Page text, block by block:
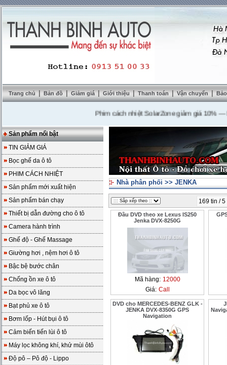
Trang chủ | Bản đồ | Giảm giá | Giới thiệu | Thanh toán | Vận chuyển |
Phim cách nhiệt SolarZone giảm giá 10% ---
Sản phẩm nổi bật
TIN GIẢM GIÁ
Bọc ghế da ô tô
PHIM CÁCH NHIỆT
Sản phẩm mới xuất hiện
Sản phẩm bán chạy
Thiết bị dẫn đường cho ô tô
Camera hành trình
Ghế độ - Ghế Massage
Giường hơi , nệm hơi ô tô
Bậc bệ bước chân
Chống ồn xe ô tô
Da bọc vô lăng
Bạt phủ xe ô tô
Bơm lốp - Hút bụi ô tô
Cảm biến tiến lùi ô tô
Máy lọc không khí, khử mùi ôtô
Độ pô – Pô độ - Lippo
Nhà phân phối >> JENKA
169 tin /
Đầu DVD theo xe Lexus IS250
Jenka DVX-8250G
Mã hàng: 12000
Giá: Call
DVD cho MERCEDES-BENZ GLK -
JENKA DVX-8350G GPS
Navigation